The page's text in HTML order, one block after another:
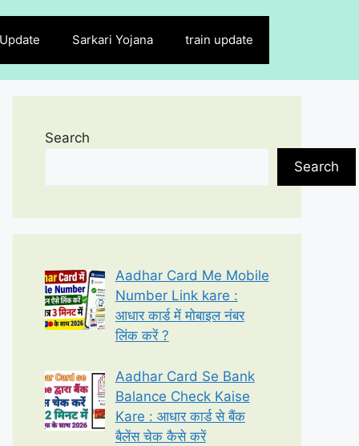
Sarkari Yojana train update
Search
Search
Aadhar Card Me Mobile
Number Link kare :
आधार कार्ड में मोबाइल नंबर
लिंक करें ?
Aadhar Card Se Bank
Balance Check Kaise
Kare : आधार कार्ड से बैंक
बैलेंस चेक कैसे करें